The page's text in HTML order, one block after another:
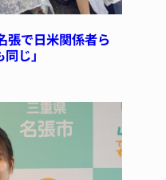
張で日米関係者ら
じ」